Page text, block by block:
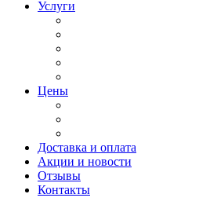
Услуги
Цены
Доставка и оплата
Акции и новости
Отзывы
Контакты